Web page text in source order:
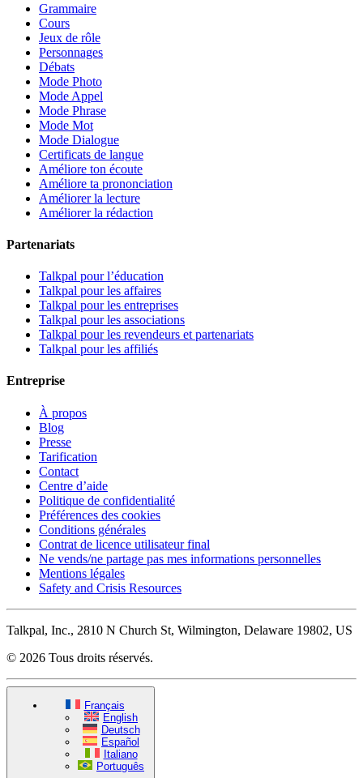
Grammaire
Cours
Jeux de rôle
Personnages
Débats
Mode Photo
Mode Appel
Mode Phrase
Mode Mot
Mode Dialogue
Certificats de langue
Améliore ton écoute
Améliore ta prononciation
Améliorer la lecture
Améliorer la rédaction
Partenariats
Talkpal pour l’éducation
Talkpal pour les affaires
Talkpal pour les entreprises
Talkpal pour les associations
Talkpal pour les revendeurs et partenariats
Talkpal pour les affiliés
Entreprise
À propos
Blog
Presse
Tarification
Contact
Centre d’aide
Politique de confidentialité
Préférences des cookies
Conditions générales
Contrat de licence utilisateur final
Ne vends/ne partage pas mes informations personnelles
Mentions légales
Safety and Crisis Resources
Talkpal, Inc., 2810 N Church St, Wilmington, Delaware 19802, US
© 2026 Tous droits réservés.
Français
English
Deutsch
Español
Italiano
Português